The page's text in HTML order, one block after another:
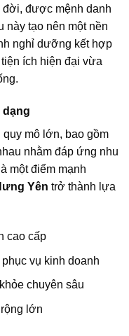
đời, được mệnh danh
này tạo nên một nền
nghỉ dưỡng kết hợp
ích hiện đại vừa
dạng
mô lớn, bao gồm
nhằm đáp ứng nhu
một điểm mạnh
Yên trở thành lựa
cao cấp
vụ kinh doanh
chuyên sâu
lớn